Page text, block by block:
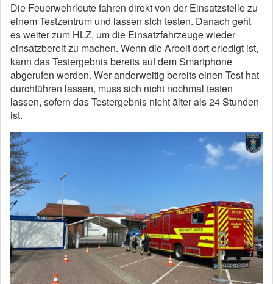
Die Feuerwehrleute fahren direkt von der Einsatzstelle zu
einem Testzentrum und lassen sich testen. Danach geht
es weiter zum HLZ, um die Einsatzfahrzeuge wieder
einsatzbereit zu machen. Wenn die Arbeit dort erledigt ist,
kann das Testergebnis bereits auf dem Smartphone
abgerufen werden. Wer anderweitig bereits einen Test hat
durchführen lassen, muss sich nicht nochmal testen
lassen, sofern das Testergebnis nicht älter als 24 Stunden
ist.